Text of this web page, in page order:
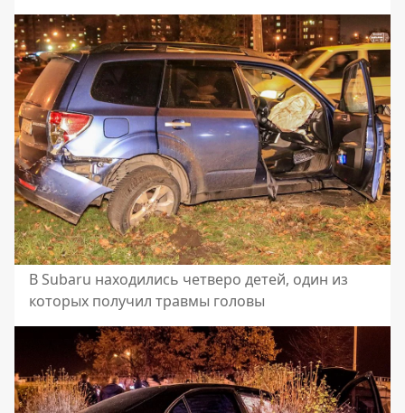
В Subaru находились четверо детей, один из
которых получил травмы головы